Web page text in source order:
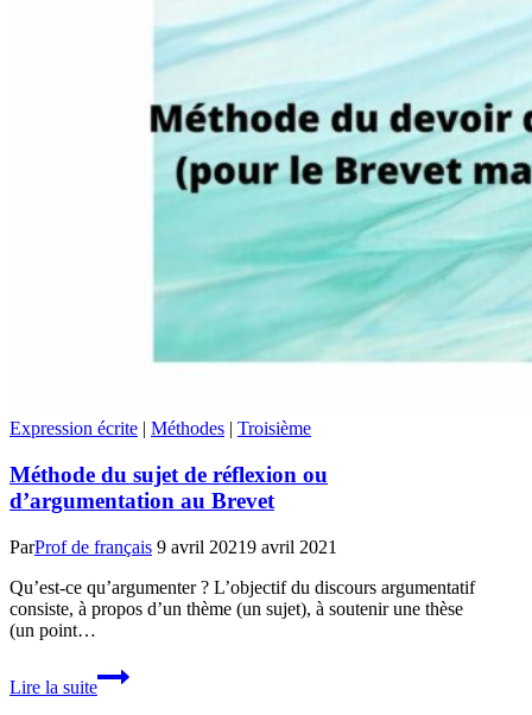
Expression écrite | Méthodes | Troisième
Méthode du sujet de réflexion ou
d’argumentation au Brevet
ParProf de français 9 avril 20219 avril 2021
Qu’est-ce qu’argumenter ? L’objectif du discours argumentatif
consiste, à propos d’un thème (un sujet), à soutenir une thèse
(un point…
Lire la suite
Méthode
du